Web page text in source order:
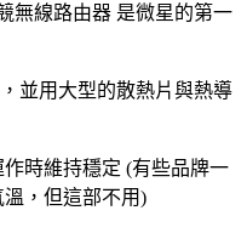
無線路由器 是微星的第一
並用大型的散熱片與熱導
時維持穩定 (有些品牌一
，但這部不用)